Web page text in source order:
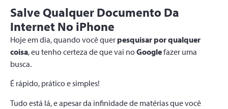
Salve Qualquer Documento Da
Internet No iPhone
Hoje em dia, quando você quer pesquisar por qualquer
coisa, eu tenho certeza de que vai noGooglefazer uma
busca.
É rápido, prático e simples!
Tudo está lá, e apesar da infinidade de matérias que você